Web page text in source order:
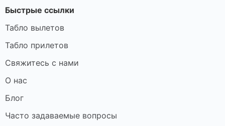
Быстрые ссылки
Табло вылетов
Табло прилетов
Свяжитесь с нами
О нас
Блог
Часто задаваемые вопросы